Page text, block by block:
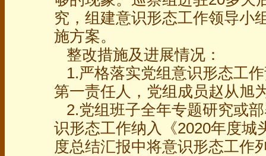
究，组建意识形态工作领导小
施方案。
整改措施及进展情况：
1.严格落实党组意识形态工
第一责任人，党组成员赵从旭
2.党组班子全年专题研究或
识形态工作纳入《2020年度城
度总结汇报中将意识形态工作